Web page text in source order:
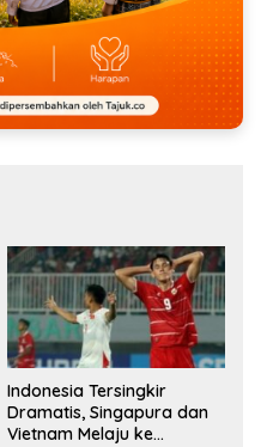
Indonesia Tersingkir
Dramatis, Singapura dan
Vietnam Melaju ke